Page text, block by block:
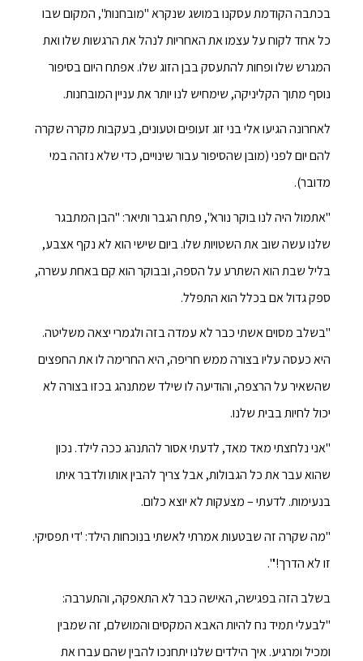
בכתבה הקודמת עסקנו במושג שנקרא "מובחנות", המקום שבו
כל אחד לקוח על עצמו את האחריות לנהל את הרגשות שלו ואת
המגרש שלו ופחות להתעסק בבן הזוג שלו. אפתח היום בסיפור
נוסף מתוך הקליניקה, שימחיש לנו יותר את עניין המובחנות.
לאחרונה הגיעו אלי בני זוג זעופים וטעונים, בעקבות מקרה שקרה
להם יום לפני (מובן שהסיפור עבור שינויים, כדי שלא נזהה במי
מדובר).
"אתמול היה לנו בוקר נורא", פתח הגבר ותיאר: "הבן המתבגר
שלנו עשה שוב את השטויות שלו. ביום שישי הוא לא נקף אצבע,
בליל שבת הוא השתרע על הספה, ובבוקר הוא קם באחת עשרה,
ספק גדול אם בכלל הוא התפלל.
"בשלב מסוים אשתי כבר לא עמדה בזה ולגמרי יצאה משליטה.
היא כעסה עליו בצורה ממש חריפה, היא החרימה לו את החפצים
שהשאיר על הרצפה, והודיעה לו שילד שמתנהג בכזו בצורה לא
יכול לחיות בבית שלנו.
"אני נלחצתי מאד מאד, לדעתי אסור להתנהג ככה לילד. נכון
שהוא עבר את כל הגבולות, אבל צריך להבין אותו ולדבר איתו
בנעימות. לדעתי – מצעקות לא יוצא כלום.
"מה שקרה זה שבטעות אמרתי לאשתי בנוכחות הילד: 'די תפסיקי.
זו לא הדרך!'".
בשלב הזה בפגישה, האישה כבר לא התאפקה, והתערבה:
"לבעלי תמיד נח להיות האבא המקסים והמושלם, זה שמבין
ומכיל ומרגיע. איך הילדים שלנו יתחנכו להבין שהם עברו את